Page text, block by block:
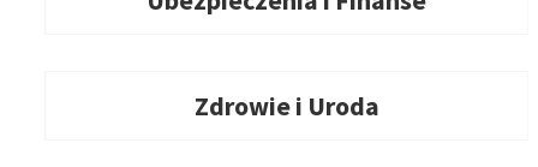
Zdrowie i Uroda